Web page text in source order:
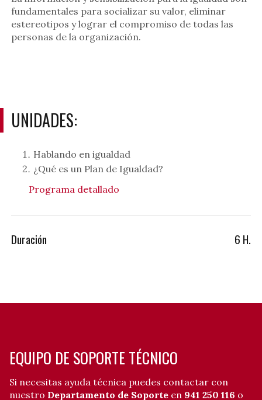
fundamentales para socializar su valor, eliminar
estereotipos y lograr el compromiso de todas las
personas de la organización.
UNIDADES:
Hablando en igualdad
¿Qué es un Plan de Igualdad?
Programa detallado
6 H.
Duración
EQUIPO DE SOPORTE TÉCNICO
Si necesitas ayuda técnica puedes contactar con
nuestro Departamento de Soporte en 941 250 116 o